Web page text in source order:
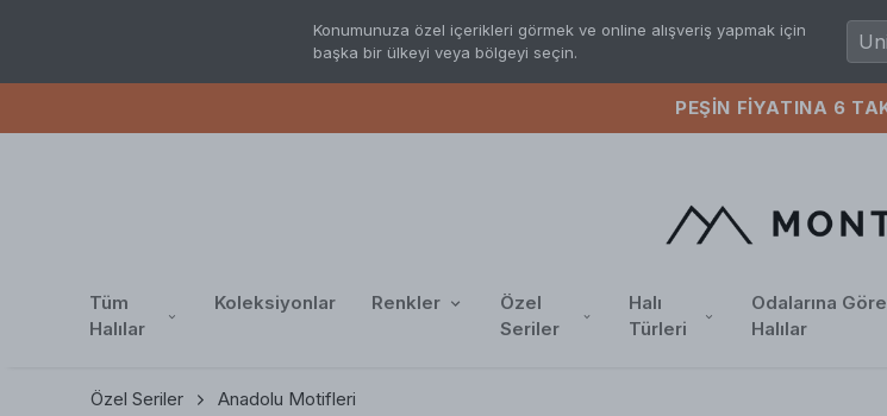
Konumunuza özel içerikleri görmek ve online alışveriş yapmak için
başka bir ülkeyi veya bölgeyi seçin.
PEŞIN FIYATINA 6 TAKSIT
Tüm
Halılar
Koleksiyonlar Renkler
Özel
Seriler
Halı
Türleri
Odalarına Göre
Halılar
Özel Seriler Anadolu Motifleri